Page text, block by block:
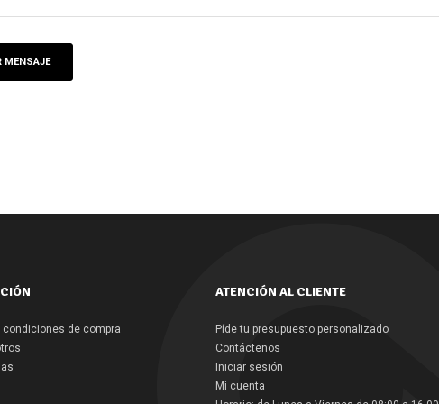
condiciones de compra
ATENCIÓN AL CLIENTE
Píde tu presupuesto personalizado
Contáctenos
Iniciar sesión
Mi cuenta